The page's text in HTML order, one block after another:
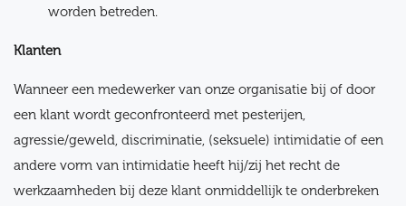
worden betreden.
Klanten
Wanneer een medewerker van onze organisatie bij of door
een klant wordt geconfronteerd met pesterijen,
agressie/geweld, discriminatie, (seksuele) intimidatie of een
andere vorm van intimidatie heeft hij/zij het recht de
werkzaamheden bij deze klant onmiddellijk te onderbreken